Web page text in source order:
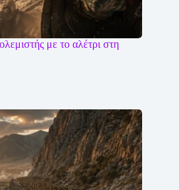
με το αλέτρι στη